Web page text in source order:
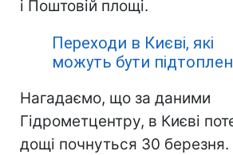
і Поштовій площі.
Переходи в Києві, які
можуть бути
Нагадаємо, що за даними
Гідрометцентру, в Києві
дощі почнуться 30 березня.